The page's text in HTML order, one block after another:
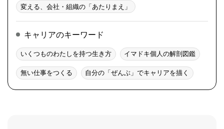
変える、会社・組織の「あたりまえ」
キャリアのキーワード
いくつものわたしを持つ生き方 イマドキ個人の解剖図鑑
無い仕事をつくる 自分の「ぜんぶ」でキャリアを描く